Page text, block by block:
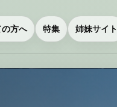
方へ 特集 姉妹サイト